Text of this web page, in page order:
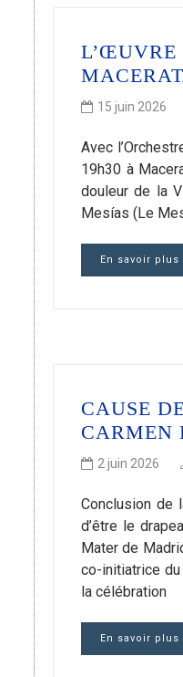
L’ŒUVRE
15 juin 2026
Avec
19h30 à
douleur de la
Mesías (Le
En savoir plus
CAUSE
CARMEN
2 juin 2026
Conclusion de
d’être le
Mater de
co-initiatrice du
la célébration
En savoir plus